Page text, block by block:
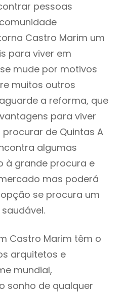
pessoas
Castro Marim um
para viver em
mude por motivos
muitos outros
a reforma, que
para viver
de Quintas A
algumas
à grande procura e
mas poderá
se procura um
Castro Marim têm o
arquitetos e
mundial,
sonho de qualquer